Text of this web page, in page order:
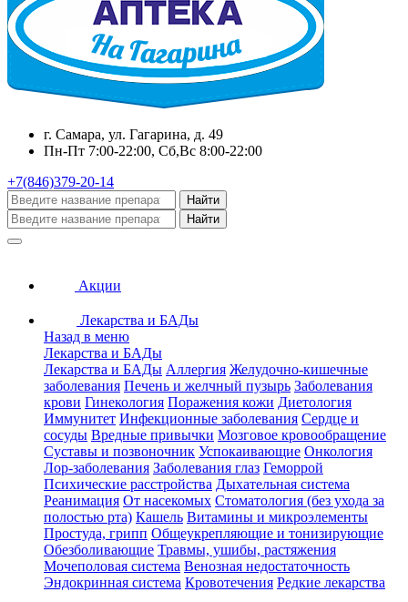
г. Самара, ул. Гагарина, д. 49
Пн-Пт 7:00-22:00, Сб,Вс 8:00-22:00
+7(846)379-20-14
Найти
Найти
Акции
Лекарства и БАДы
Назад в меню
Лекарства и БАДы
Лекарства и БАДы Аллергия Желудочно-кишечные
заболевания Печень и желчный пузырь Заболевания
крови Гинекология Поражения кожи Диетология
Иммунитет Инфекционные заболевания Сердце и
сосуды Вредные привычки Мозговое кровообращение
Суставы и позвоночник Успокаивающие Онкология
Лор-заболевания Заболевания глаз Геморрой
Психические расстройства Дыхательная система
Реанимация От насекомых Стоматология (без ухода за
полостью рта) Кашель Витамины и микроэлементы
Простуда, грипп Общеукрепляющие и тонизирующие
Обезболивающие Травмы, ушибы, растяжения
Мочеполовая система Венозная недостаточность
Эндокринная система Кровотечения Редкие лекарства